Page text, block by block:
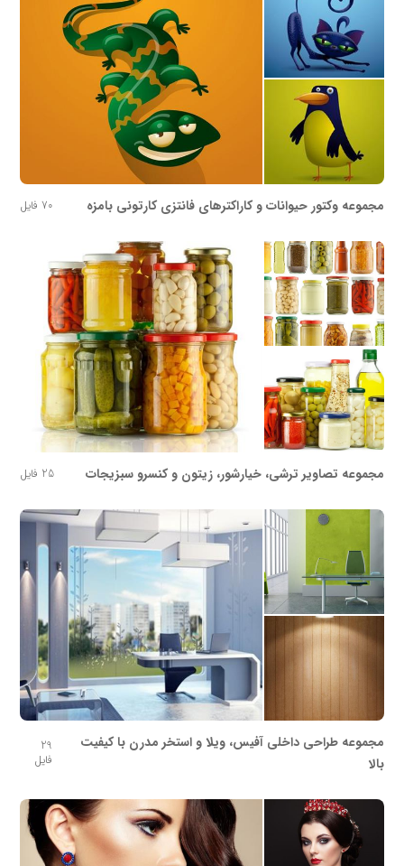
مجموعه وکتور حیوانات و کاراکترهای فانتزی کارتونی بامزه 70 فایل
مجموعه تصاویر ترشی، خیارشور، زیتون و کنسرو سبزیجات 25 فایل
مجموعه طراحی داخلی آفیس، ویلا و استخر مدرن با کیفیت
بالا
29
فایل